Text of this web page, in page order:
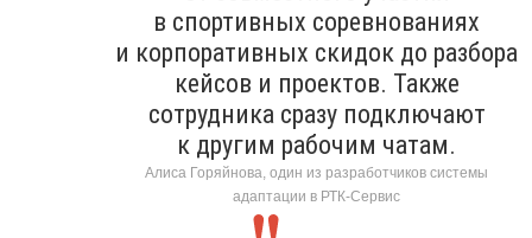
в спортивных соревнованиях
и корпоративных скидок до разбора
кейсов и проектов. Также
сотрудника сразу подключают
к другим рабочим чатам.
Алиса Горяйнова, один из разработчиков системы
адаптации в РТК-Сервис